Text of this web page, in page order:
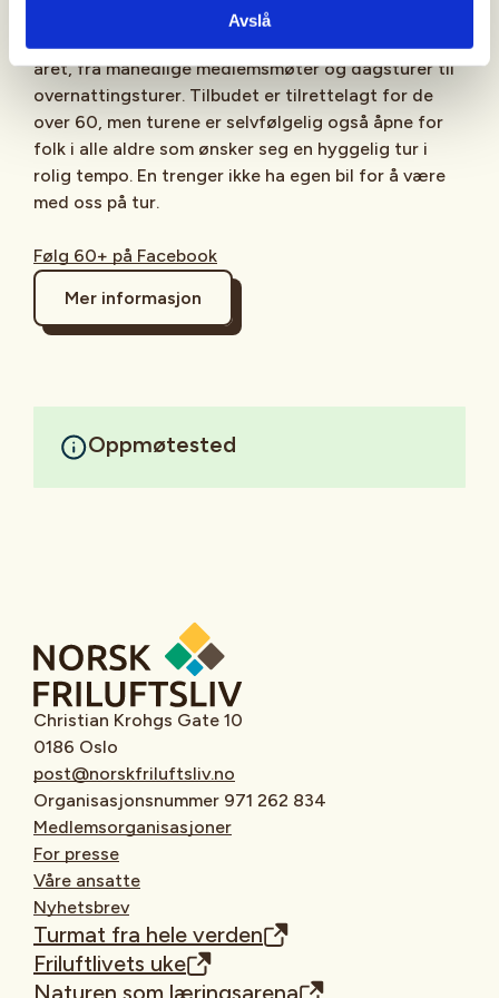
Avslå
seniortilbud. En svært aktiv gjeng med frivillige
året, fra månedlige medlemsmøter og dagsturer til
overnattingsturer. Tilbudet er tilrettelagt for de
over 60, men turene er selvfølgelig også åpne for
folk i alle aldre som ønsker seg en hyggelig tur i
rolig tempo. En trenger ikke ha egen bil for å være
med oss på tur.
Følg 60+ på Facebook
Mer informasjon
Oppmøtested
Christian Krohgs Gate 10
0186 Oslo
post@norskfriluftsliv.no
Organisasjonsnummer 971 262 834
Medlemsorganisasjoner
For presse
Våre ansatte
Nyhetsbrev
Turmat fra hele verden
Friluftlivets uke
Naturen som læringsarena